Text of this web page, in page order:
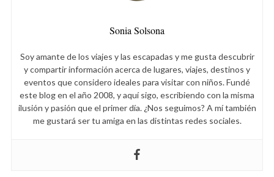
Sonia Solsona
Soy amante de los viajes y las escapadas y me gusta descubrir
y compartir información acerca de lugares, viajes, destinos y
eventos que considero ideales para visitar con niños. Fundé
este blog en el año 2008, y aquí sigo, escribiendo con la misma
ilusión y pasión que el primer día. ¿Nos seguimos? A mí también
me gustará ser tu amiga en las distintas redes sociales.